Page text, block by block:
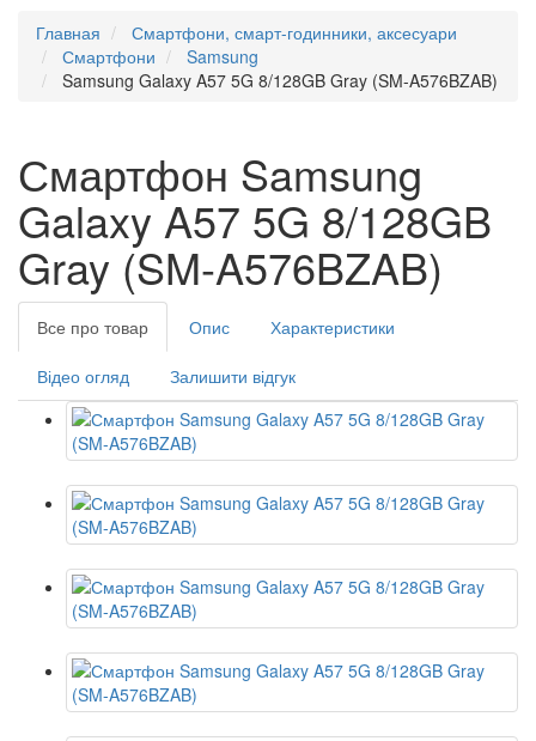
Главная
Смартфони, смарт-годинники, аксесуари
Смартфони
Samsung
Samsung Galaxy A57 5G 8/128GB Gray (SM-A576BZAB)
Смартфон Samsung
Galaxy A57 5G 8/128GB
Gray (SM-A576BZAB)
Все про товар Опис Характеристики
Відео огляд Залишити відгук